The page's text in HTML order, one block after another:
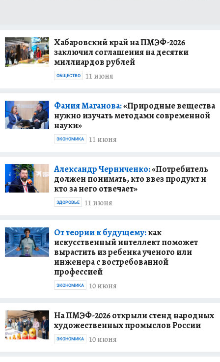
Хабаровский край на ПМЭФ-2026
заключил соглашения на десятки
миллиардов рублей
11 июня
ОБЩЕСТВО
Фания Маганова:«Природные вещества
нужно изучать методами современной
науки»
11 июня
ЭКОНОМИКА
Александр Черниченко:«Потребитель
должен понимать, кто ввез продукт и
кто за него отвечает»
11 июня
ЗДОРОВЬЕ
От теории к будущему:как
искусственный интеллект поможет
вырастить из ребенка ученого или
инженера с востребованной
профессией
10 июня
ЭКОНОМИКА
На ПМЭФ-2026 открыли стенд народных
художественных промыслов России
10 июня
ЭКОНОМИКА